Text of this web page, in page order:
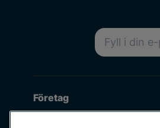
E-postadress
Företag